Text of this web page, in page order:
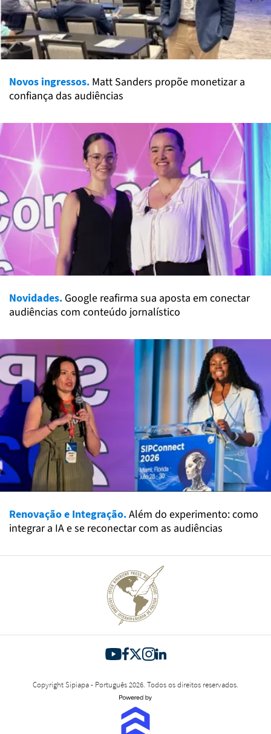
Novos ingressos. Matt Sanders propõe monetizar a
confiança das audiências
Novidades. Google reafirma sua aposta em conectar
audiências com conteúdo jornalístico
Renovação e Integração.Além do experimento: como
integrar a IA e se reconectar com as audiências
Copyright Sipiapa - Português 2026. Todos os direitos reservados.